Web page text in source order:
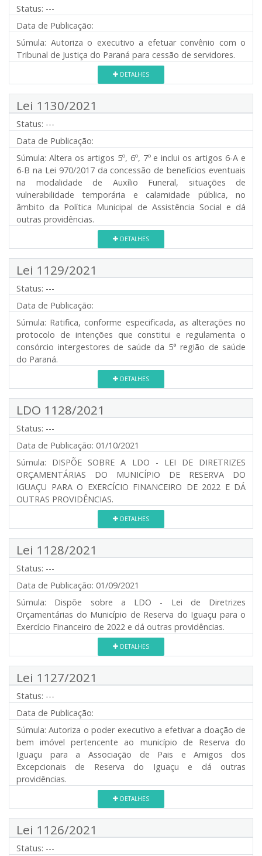
Status: ---
Data de Publicação:
Súmula: Autoriza o executivo a efetuar convênio com o
Tribunal de Justiça do Paraná para cessão de servidores.
DETALHES
Lei 1130/2021
Status: ---
Data de Publicação:
Súmula: Altera os artigos 5º, 6º, 7º e inclui os artigos 6-A e
6-B na Lei 970/2017 da concessão de benefícios eventuais
na modalidade de Auxílio Funeral, situações de
vulnerabilidade temporária e calamidade pública, no
âmbito da Política Municipal de Assistência Social e dá
outras providências.
DETALHES
Lei 1129/2021
Status: ---
Data de Publicação:
Súmula: Ratifica, conforme especificada, as alterações no
protocolo de intenções que constitui e regulamenta o
consórcio intergestores de saúde da 5° região de saúde
do Paraná.
DETALHES
LDO 1128/2021
Status: ---
Data de Publicação: 01/10/2021
Súmula: DISPÕE SOBRE A LDO - LEI DE DIRETRIZES
ORÇAMENTÁRIAS DO MUNICÍPIO DE RESERVA DO
IGUAÇU PARA O EXERCÍCIO FINANCEIRO DE 2022 E DÁ
OUTRAS PROVIDÊNCIAS.
DETALHES
Lei 1128/2021
Status: ---
Data de Publicação: 01/09/2021
Súmula: Dispõe sobre a LDO - Lei de Diretrizes
Orçamentárias do Município de Reserva do Iguaçu para o
Exercício Financeiro de 2022 e dá outras providências.
DETALHES
Lei 1127/2021
Status: ---
Data de Publicação:
Súmula: Autoriza o poder executivo a efetivar a doação de
bem imóvel pertencente ao município de Reserva do
Iguaçu para a Associação de Pais e Amigos dos
Excepcionais de Reserva do Iguaçu e dá outras
providências.
DETALHES
Lei 1126/2021
Status: ---